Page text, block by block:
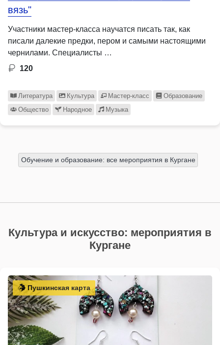
вязь"
Участники мастер-класса научатся писать так, как
писали далекие предки, пером и самыми настоящими
чернилами. Специалисты …
120
Литература Культура Мастер-класс
Образование
Общество
Народное Музыка
Обучение и образование: все мероприятия в Кургане
Культура и искусство: мероприятия в
Кургане
Пушкинская карта